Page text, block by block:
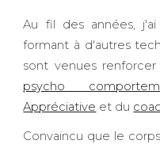
Au fil des années,
formant à d'autres
sont venues
psycho
Appréciative et du
Convaincu que le